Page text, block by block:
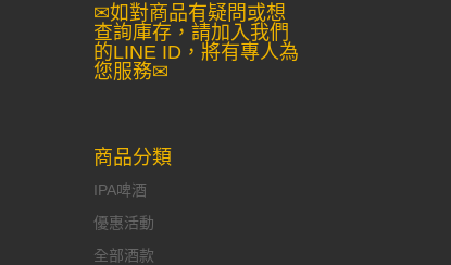
✉如對商品有疑問或想
查詢庫存，請加入我們
的LINE ID，將有專人為
您服務✉
商品分類
IPA啤酒
優惠活動
全部酒款